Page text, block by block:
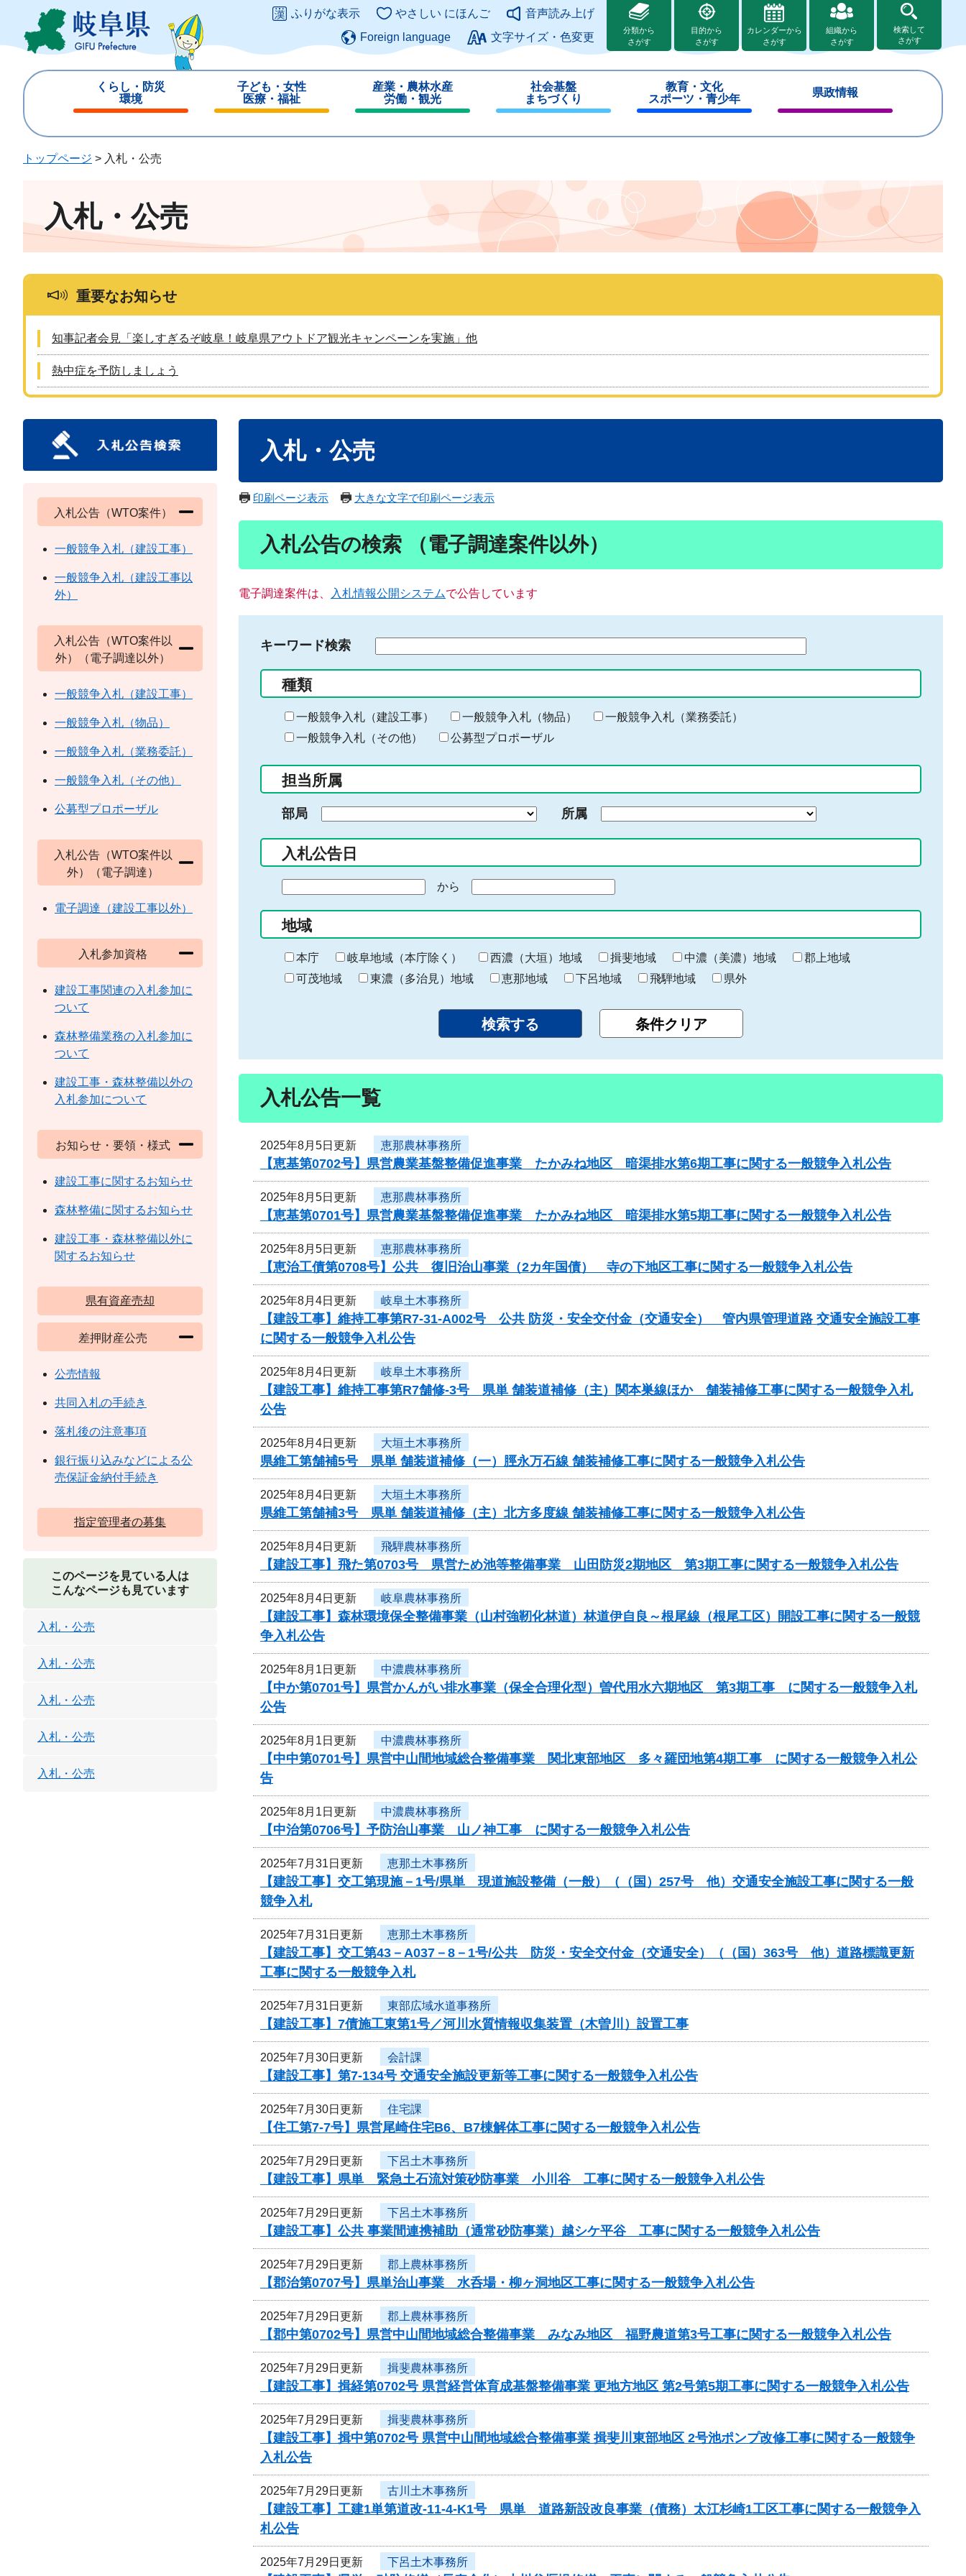
ジ
ュ
このページの本文へ
ふりがな表示 やさしい にほんご
音声読み上げ
Foreign language
文字サイズ・色変更
分類から
さがす
目的から
さがす
カレンダーから
さがす
組織から
さがす
検索して
さがす
くらし・防災
環境
じ
子ども・女性
医療・福祉
じ
産業・農林水産
労働・観光
じ
社会基盤
まちづくり
じ
教育・文化
スポーツ・青少年
じ
県政情報
じ
トップページ > 入札・公売
入札・公売
重要なお知らせ
知事記者会見「楽しすぎるぞ岐阜！岐阜県アウトドア観光キャンペーンを実施」他
熱中症を予防しましょう
入札・公売
印刷ページ表示 大きな文字で印刷ページ表示
入札公告の検索 （電子調達案件以外）
電子調達案件は、 入札情報公開システムで公告しています
キーワード検索
る
キ
ー
ー
入
力
種類
一般競争入札（建設工事） 一般競争入札（物品）
一般競争入札（業務委託）
一般競争入札（その他）
公募型プロポーザル
担当所属
部局 所属
入札公告日
の
始
ま
り
から
終
わ
り
地域
本庁 岐阜地域（本庁除く） 西濃（大垣）地域 揖斐地域 中濃（美濃）地域
郡上地域
可茂地域
東濃（多治見）地域 恵那地域 下呂地域 飛騨地域 県外
入札公告一覧
2025年8月5日更新 恵那農林事務所
【恵基第0702号】県営農業基盤整備促進事業 たかみね地区 暗渠排水第6期工事に関する一般競争入札公告
2025年8月5日更新 恵那農林事務所
【恵基第0701号】県営農業基盤整備促進事業 たかみね地区 暗渠排水第5期工事に関する一般競争入札公告
2025年8月5日更新 恵那農林事務所
【恵治工債第0708号】公共 復旧治山事業（2カ年国債） 寺の下地区工事に関する一般競争入札公告
2025年8月4日更新 岐阜土木事務所
【建設工事】維持工事第R7-31-A002号 公共 防災・安全交付金（交通安全） 管内県管理道路 交通安全施設工事
に関する一般競争入札公告
2025年8月4日更新 岐阜土木事務所
【建設工事】維持工事第R7舗修-3号 県単 舗装道補修（主）関本巣線ほか 舗装補修工事に関する一般競争入札
公告
2025年8月4日更新 大垣土木事務所
県維工第舗補5号 県単 舗装道補修（一）脛永万石線 舗装補修工事に関する一般競争入札公告
2025年8月4日更新 大垣土木事務所
県維工第舗補3号 県単 舗装道補修（主）北方多度線 舗装補修工事に関する一般競争入札公告
2025年8月4日更新 飛騨農林事務所
【建設工事】飛た第0703号 県営ため池等整備事業 山田防災2期地区 第3期工事に関する一般競争入札公告
2025年8月4日更新 岐阜農林事務所
【建設工事】森林環境保全整備事業（山村強靭化林道）林道伊自良～根尾線（根尾工区）開設工事に関する一般競
争入札公告
2025年8月1日更新 中濃農林事務所
【中か第0701号】県営かんがい排水事業（保全合理化型）曽代用水六期地区 第3期工事 に関する一般競争入札
公告
2025年8月1日更新 中濃農林事務所
【中中第0701号】県営中山間地域総合整備事業 関北東部地区 多々羅団地第4期工事 に関する一般競争入札公
告
2025年8月1日更新 中濃農林事務所
【中治第0706号】予防治山事業 山ノ神工事 に関する一般競争入札公告
2025年7月31日更新 恵那土木事務所
【建設工事】交工第現施－1号/県単 現道施設整備（一般）（（国）257号 他）交通安全施設工事に関する一般
競争入札
2025年7月31日更新 恵那土木事務所
【建設工事】交工第43－A037－8－1号/公共 防災・安全交付金（交通安全）（（国）363号 他）道路標識更新
工事に関する一般競争入札
2025年7月31日更新 東部広域水道事務所
【建設工事】7債施工東第1号／河川水質情報収集装置（木曽川）設置工事
2025年7月30日更新 会計課
【建設工事】第7-134号 交通安全施設更新等工事に関する一般競争入札公告
2025年7月30日更新 住宅課
【住工第7-7号】県営尾崎住宅B6、B7棟解体工事に関する一般競争入札公告
2025年7月29日更新 下呂土木事務所
【建設工事】県単 緊急土石流対策砂防事業 小川谷 工事に関する一般競争入札公告
2025年7月29日更新 下呂土木事務所
【建設工事】公共 事業間連携補助（通常砂防事業）越シケ平谷 工事に関する一般競争入札公告
2025年7月29日更新 郡上農林事務所
【郡治第0707号】県単治山事業 水呑場・柳ヶ洞地区工事に関する一般競争入札公告
2025年7月29日更新 郡上農林事務所
【郡中第0702号】県営中山間地域総合整備事業 みなみ地区 福野農道第3号工事に関する一般競争入札公告
2025年7月29日更新 揖斐農林事務所
【建設工事】揖経第0702号 県営経営体育成基盤整備事業 更地方地区 第2号第5期工事に関する一般競争入札公告
2025年7月29日更新 揖斐農林事務所
【建設工事】揖中第0702号 県営中山間地域総合整備事業 揖斐川東部地区 2号池ポンプ改修工事に関する一般競争
入札公告
2025年7月29日更新 古川土木事務所
【建設工事】工建1単第道改-11-4-K1号 県単 道路新設改良事業（債務）太江杉崎1工区工事に関する一般競争入
札公告
2025年7月29日更新 下呂土木事務所
入札公告（WTO案件）
一般競争入札（建設工事）
一般競争入札（建設工事以
外）
入札公告（WTO案件以
外）（電子調達以外）
一般競争入札（建設工事）
一般競争入札（物品）
一般競争入札（業務委託）
一般競争入札（その他）
公募型プロポーザル
入札公告（WTO案件以
外）（電子調達）
電子調達（建設工事以外）
入札参加資格
建設工事関連の入札参加に
ついて
森林整備業務の入札参加に
ついて
建設工事・森林整備以外の
入札参加について
お知らせ・要領・様式
建設工事に関するお知らせ
森林整備に関するお知らせ
建設工事・森林整備以外に
関するお知らせ
県有資産売却
差押財産公売
公売情報
共同入札の手続き
落札後の注意事項
銀行振り込みなどによる公
売保証金納付手続き
指定管理者の募集
このページを見ている人は
こんなページも見ています
入札・公売
入札・公売
入札・公売
入札・公売
入札・公売